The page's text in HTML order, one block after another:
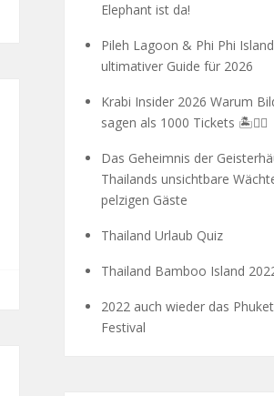
Elephant ist da!
Pileh Lagoon & Phi Phi
ultimativer Guide für 2026
Krabi Insider 2026 Warum
sagen als 1000 Tickets 🏝️🧗‍♂️
Das Geheimnis der
Thailands unsichtbare
pelzigen Gäste
Thailand Urlaub Quiz
Thailand Bamboo Island
2022 auch wieder das
Festival